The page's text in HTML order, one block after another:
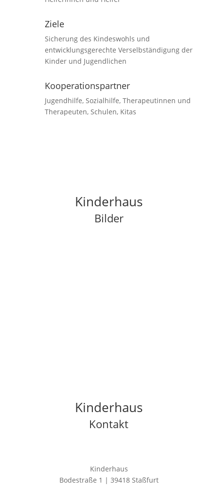
Ziele
Sicherung des Kindeswohls und
entwicklungsgerechte Verselbständigung der
Kinder und Jugendlichen
Kooperationspartner
Jugendhilfe, Sozialhilfe, Therapeutinnen und
Therapeuten, Schulen, Kitas
Kinderhaus
Bilder
Kinderhaus
Kontakt
Kinderhaus
Bodestraße 1 | 39418 Staßfurt